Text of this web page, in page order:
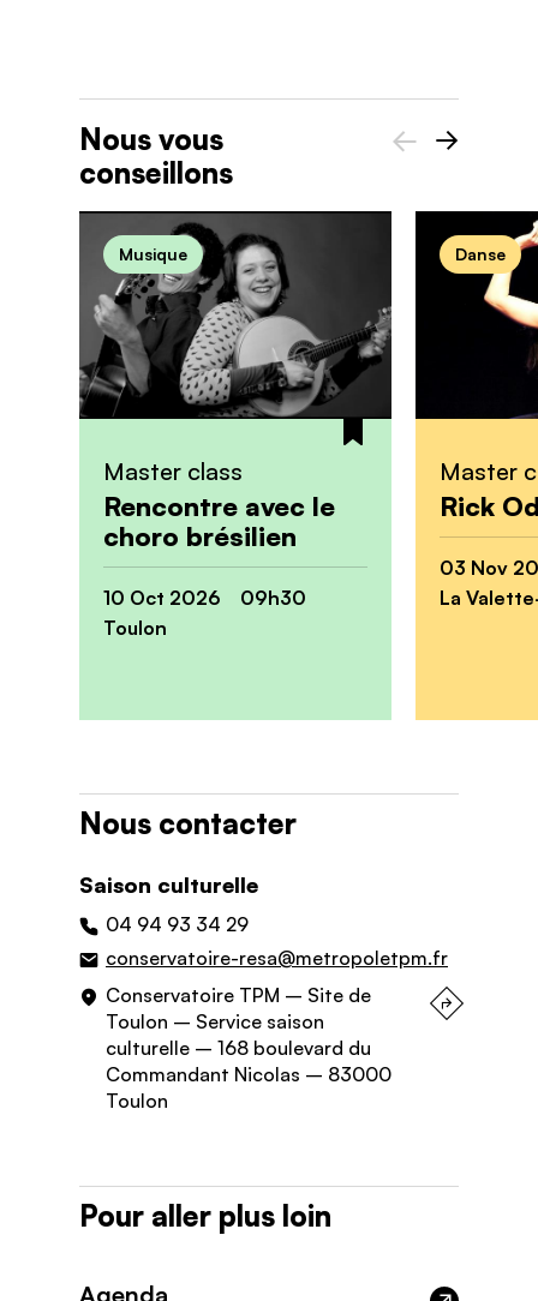
Nous vous
conseillons
Rencontre avec le
choro brésilien
Master class
10 Oct 2026 09h30
Toulon
Musique
Rick
Master
03 Nov
La
Danse
Nous contacter
Saison culturelle
04 94 93 34 29
conservatoire-resa@metropoletpm.fr
Conservatoire TPM – Site de
Toulon – Service saison
culturelle – 168 boulevard du
Commandant Nicolas – 83000
Toulon
Pour aller plus loin
Agenda